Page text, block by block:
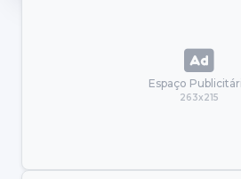
Espaço
263x215